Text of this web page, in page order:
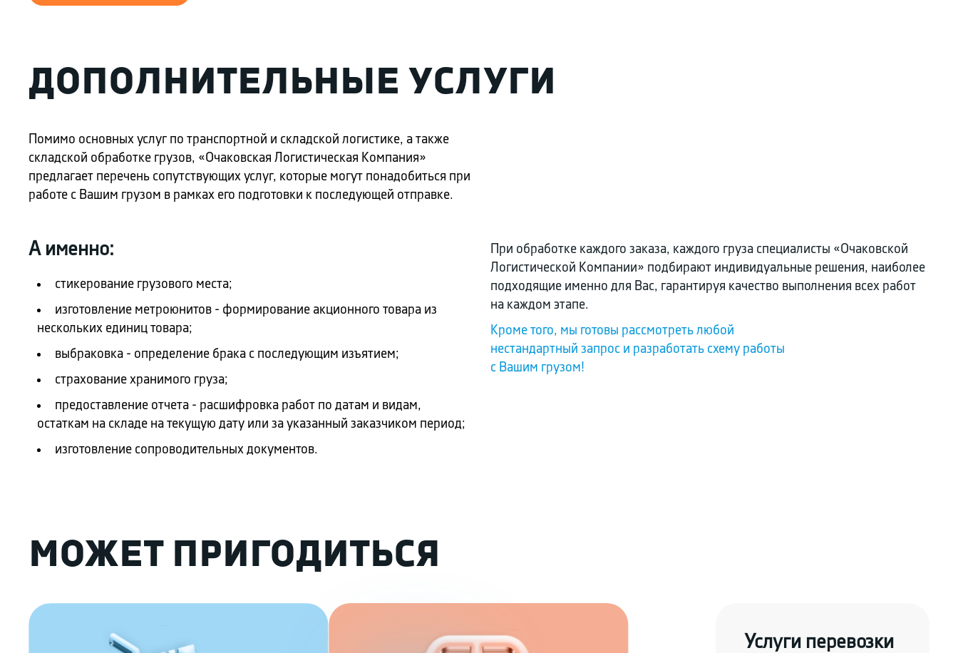
ДОПОЛНИТЕЛЬНЫЕ УСЛУГИ
Помимо основных услуг по транспортной и складской логистике, а также
складской обработке грузов, «Очаковская Логистическая Компания»
предлагает перечень сопутствующих услуг, которые могут понадобиться при
работе с Вашим грузом в рамках его подготовки к последующей отправке.
А именно:
стикерование грузового места;
изготовление метроюнитов - формирование акционного товара из
нескольких единиц товара;
выбраковка - определение брака с последующим изъятием;
страхование хранимого груза;
предоставление отчета - расшифровка работ по датам и видам,
остаткам на складе на текущую дату или за указанный заказчиком период;
изготовление сопроводительных документов.
При обработке каждого заказа, каждого груза специалисты «Очаковской
Логистической Компании» подбирают индивидуальные решения, наиболее
подходящие именно для Вас, гарантируя качество выполнения всех работ
на каждом этапе.
Кроме того, мы готовы рассмотреть любой
нестандартный запрос и разработать схему работы
с Вашим грузом!
МОЖЕТ ПРИГОДИТЬСЯ
Услуги перевозки